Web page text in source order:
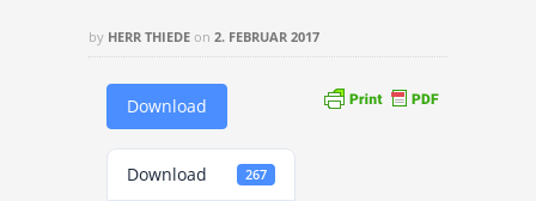
by HERR THIEDE on 2. FEBRUAR 2017
Download
Download 267